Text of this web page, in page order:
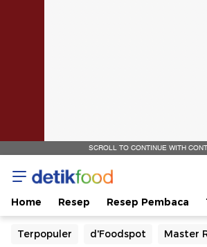
SCROLL TO CONTINUE WITH
Home Resep Resep Pembaca
Terpopuler d'Foodspot Master